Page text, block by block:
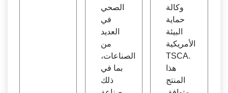
الصحي
في
العديد
من
الصناعات،
بما في
ذلك
وكالة
حماية
البيئة
الأمريكية
TSCA.
هذا
المنتج